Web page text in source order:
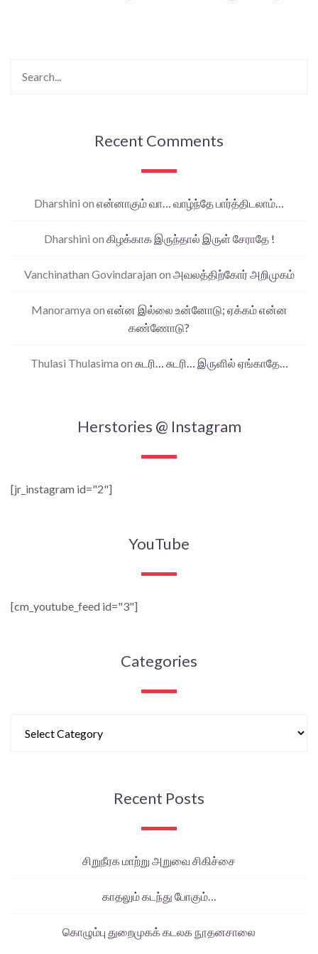
Recent Comments
Dharshini on என்னாகும் வா… வாழ்ந்தே பார்த்திடலாம்…
Dharshini on கிழக்காக இருந்தால் இருள் சேராதே !
Vanchinathan Govindarajan on அவலத்திற்கோர் அறிமுகம்
Manoramya on என்ன இல்லை உன்னோடு; ஏக்கம் என்ன
கண்ணோடு?
Thulasi Thulasima on சுடரி… சுடரி… இருளில் ஏங்காதே…
Herstories @ Instagram
[jr_instagram id="2"]
YouTube
[cm_youtube_feed id="3"]
Categories
Recent Posts
சிறுநீரக மாற்று அறுவை சிகிச்சை
காதலும் கடந்து போகும்…
கொழும்பு துறைமுகக் கடலக நூதனசாலை